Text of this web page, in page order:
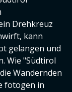
Drehkreuz
kann
gelangen und
Wie "Südtirol
Wandernden
fotogen in